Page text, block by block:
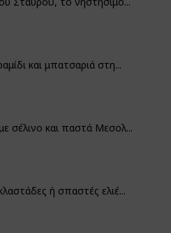
και μπατσαριά στη...
σέλινο και παστά Μεσολ...
ή σπαστές ελιέ...